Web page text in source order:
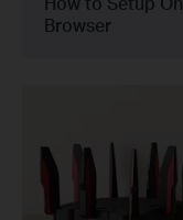
Browser